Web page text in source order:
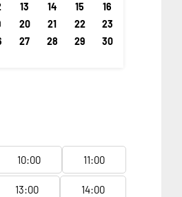
13 14 15
16
20 21 22
23
27 28 29
30
10:00 11:00
13:00 14:00